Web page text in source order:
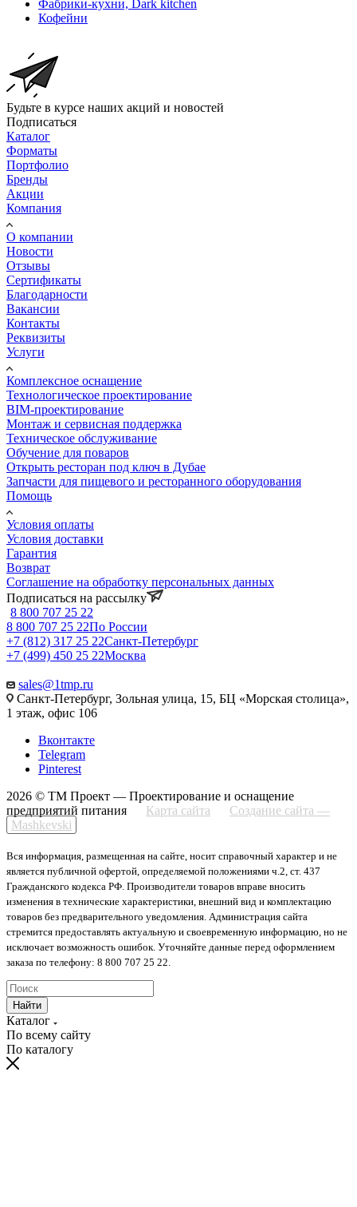
Фабрики-кухни, Dark kitchen
Кофейни
Будьте в курсе наших акций и новостей
Подписаться
Каталог
Форматы
Портфолио
Бренды
Акции
Компания
О компании
Новости
Отзывы
Сертификаты
Благодарности
Вакансии
Контакты
Реквизиты
Услуги
Комплексное оснащение
Технологическое проектирование
BIM-проектирование
Монтаж и сервисная поддержка
Техническое обслуживание
Обучение для поваров
Открыть ресторан под ключ в Дубае
Запчасти для пищевого и ресторанного оборудования
Помощь
Условия оплаты
Условия доставки
Гарантия
Возврат
Соглашение на обработку персональных данных
Подписаться на рассылку
8 800 707 25 22
8 800 707 25 22По России
+7 (812) 317 25 22Санкт-Петербург
+7 (499) 450 25 22Москва
sales@1tmp.ru
Санкт-Петербург, Зольная улица, 15, БЦ «Морская столица»,
1 этаж, офис 106
Вконтакте
Telegram
Pinterest
2026 © ТМ Проект — Проектирование и оснащение
предприятий питания
Карта сайта
Создание сайта —
Mashkevski
Вся информация, размещенная на сайте, носит справочный характер и не
является публичной офертой, определяемой положениями ч.2, ст. 437
Гражданского кодекса РФ. Производители товаров вправе вносить
изменения в технические характеристики, внешний вид и комплектацию
товаров без предварительного уведомления. Администрация сайта
стремится предоставлять актуальную и своевременную информацию, но не
исключает возможность ошибок. Уточняйте данные перед оформлением
заказа по телефону: 8 800 707 25 22.
Найти
Каталог
По всему сайту
По каталогу